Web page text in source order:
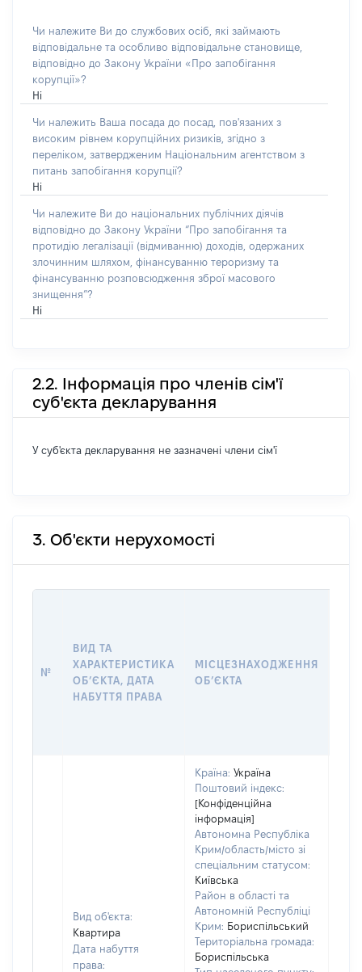
Чи належите Ви до службових осіб, які займають
відповідальне та особливо відповідальне становище,
відповідно до Закону України «Про запобігання
корупції»?
Ні
Чи належить Ваша посада до посад, пов'язаних з
високим рівнем корупційних ризиків, згідно з
переліком, затвердженим Національним агентством з
питань запобігання корупції?
Ні
Чи належите Ви до національних публічних діячів
відповідно до Закону України “Про запобігання та
протидію легалізації (відмиванню) доходів, одержаних
злочинним шляхом, фінансуванню тероризму та
фінансуванню розповсюдження зброї масового
знищення”?
Ні
2.2. Інформація про членів сім'ї
суб'єкта декларування
У суб'єкта декларування не зазначені члени сім'ї
3. Об'єкти нерухомості
№
ВИД ТА
ХАРАКТЕРИСТИКА
ОБʼЄКТА, ДАТА
НАБУТТЯ ПРАВА
МІСЦЕЗНАХОДЖЕННЯ
ОБʼЄКТА
Вид об'єкта:
Квартира
Дата набуття
права:
Країна: Україна
Поштовий індекс:
[Конфіденційна
інформація]
Автономна Республіка
Крим/область/місто зі
спеціальним статусом:
Київська
Район в області та
Автономній Республіці
Крим: Бориспільський
Територіальна громада:
Бориспільська